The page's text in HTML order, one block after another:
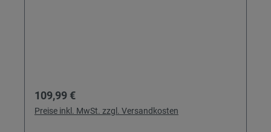
Regulärer Preis:
109,99 €
Preise inkl. MwSt. zzgl. Versandkosten